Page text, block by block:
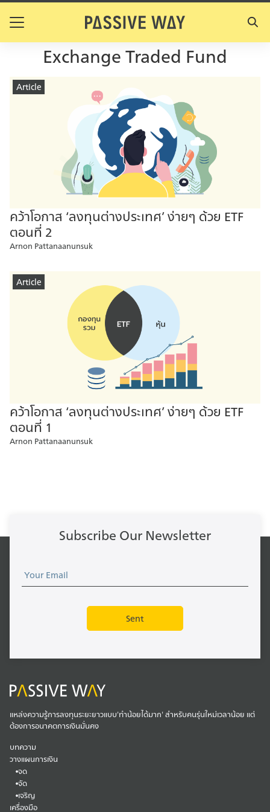
Skip
Exchange Traded Fund
Article
คว้าโอกาส ‘ลงทุนต่างประเทศ’ ง่ายๆ ด้วย ETF
ตอนที่ 2
Arnon Pattanaanunsuk
Article
คว้าโอกาส ‘ลงทุนต่างประเทศ’ ง่ายๆ ด้วย ETF
ตอนที่ 1
Arnon Pattanaanunsuk
Subscribe Our Newsletter
แหล่งความรู้การลงทุนระยะยาวแบบ'ทำน้อยได้มาก' สำหรับคนรุ่นใหม่เวลาน้อย แต่
ต้องการอนาคตการเงินมั่นคง
บทความ
วางแผนการเงิน
จด
จัด
เจริญ
เครื่องมือ